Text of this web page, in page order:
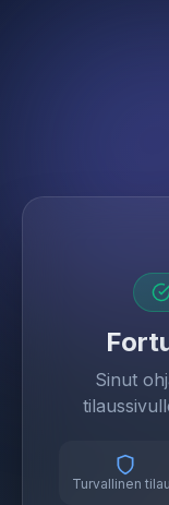
Sinut
Turvallinen